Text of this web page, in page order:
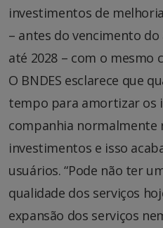
investimentos de
– antes do vencimento
até 2028 – com o mesmo
O BNDES esclarece que
tempo para amortizar os
companhia normalmente
investimentos e isso
usuários. “Pode não ter
qualidade dos serviços
expansão dos serviços